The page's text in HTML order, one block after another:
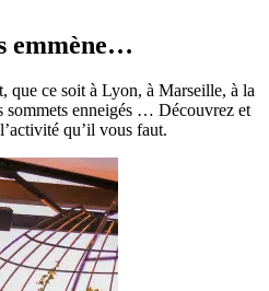
emmène…
que ce soit à Lyon, à Marseille, à la
sommets enneigés … Découvrez et
qu’il vous faut.